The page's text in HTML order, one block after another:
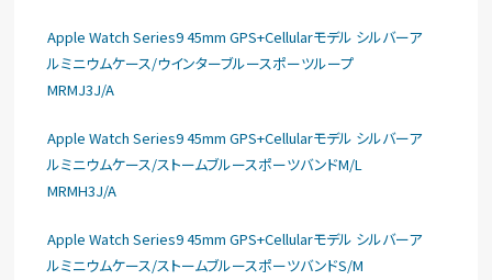
Apple Watch Series9 45mm GPS+Cellularモデル シルバーア
ルミニウムケース/ウインターブルースポーツループ
MRMJ3J/A
Apple Watch Series9 45mm GPS+Cellularモデル シルバーア
ルミニウムケース/ストームブルースポーツバンドM/L
MRMH3J/A
Apple Watch Series9 45mm GPS+Cellularモデル シルバーア
ルミニウムケース/ストームブルースポーツバンドS/M